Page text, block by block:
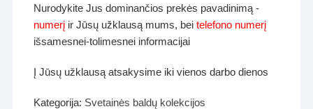
Nurodykite Jus dominančios prekės pavadinimą -
numerį ir Jūsų užklausą mums, beitelefono numerį
išsamesnei-tolimesnei informacijai
Į Jūsų užklausą atsakysime iki vienos darbo dienos
Kategorija: Svetainės baldų kolekcijos